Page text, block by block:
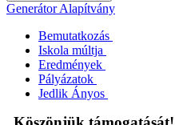
Generátor Alapítvány
Bemutatkozás
Iskola múltja
Eredmények
Pályázatok
Jedlik Ányos